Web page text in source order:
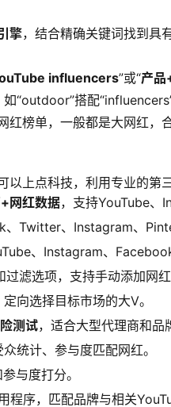
擎，结合精确关键词找到具
influencers”或“产品
“outdoor”搭配“influencers”
红榜单，一般都是大网红，
上点科技，利用专业的第三
网红数据，支持YouTube、
Twitter、Instagram、
、Instagram、
滤选项，支持手动添加网红
定向选择目标市场的大V。
测试，适合大型代理商和品
统计、参与度匹配网红。
与度打分。
程序，匹配品牌与相关